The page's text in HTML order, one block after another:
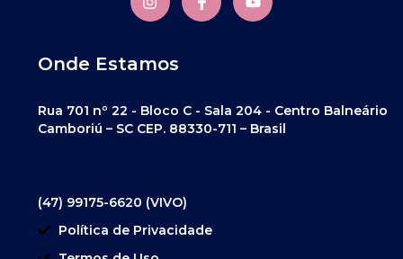
Onde Estamos
Rua 701 nº 22 - Bloco C - Sala 204 - Centro Balneário
Camboriú – SC CEP. 88330-711 – Brasil
(47) 99175-6620 (VIVO)
Política de Privacidade